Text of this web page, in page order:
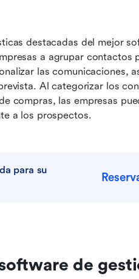
destacadas del mejor
a agrupar contactos
las comunicaciones,
Al categorizar los
compras, las empresas
a los prospectos.
para su
de